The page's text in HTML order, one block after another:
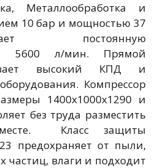
Металлообработка и
10 бар и мощностью 37
постоянную
5600 л/мин. Прямой
высокий КПД и
Компрессор
1400x1000x1290 и
без труда разместить
Класс защиты
предохраняет от пыли,
частиц, влаги и подходит